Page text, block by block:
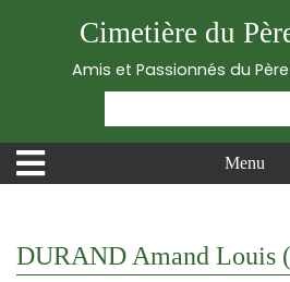
Cimetière du
Amis et Passionnés du
Menu
DURAND Amand Louis